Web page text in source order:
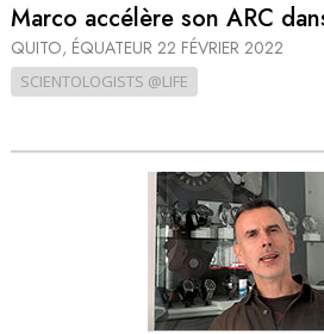
Marco accélère son ARC
QUITO, ÉQUATEUR 22 FÉVRIER 2022
SCIENTOLOGISTS @LIFE